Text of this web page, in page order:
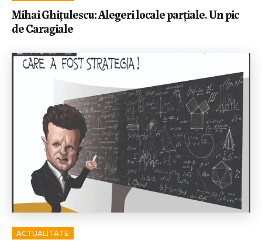
Mihai Ghițulescu: Alegeri locale parțiale. Un pic
de Caragiale
ACTUALITATE